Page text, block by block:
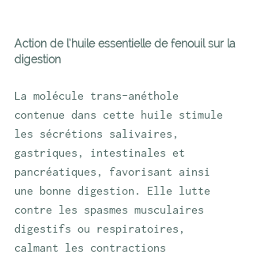
Action de l’huile essentielle de fenouil sur la
digestion
La molécule trans-anéthole
contenue dans cette huile stimule
les sécrétions salivaires,
gastriques, intestinales et
pancréatiques, favorisant ainsi
une bonne digestion. Elle lutte
contre les spasmes musculaires
digestifs ou respiratoires,
calmant les contractions